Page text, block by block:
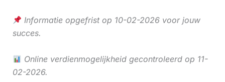
Informatie opgefrist op 10-02-2026 voor jouw
succes.
Online verdienmogelijkheid gecontroleerd op 11-
02-2026.